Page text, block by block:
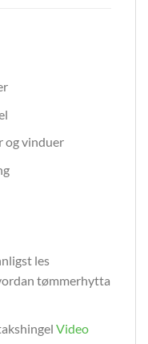
og vinduer
les
tømmerhytta
Video